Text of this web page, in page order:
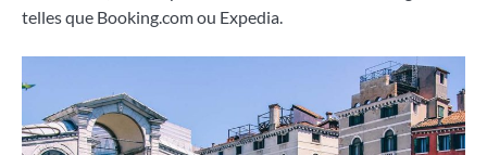
telles que Booking.com ou Expedia.